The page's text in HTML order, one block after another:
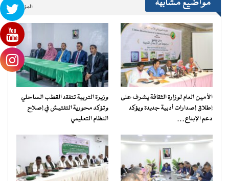
مواضيع مشابهة المزيد..
الأمين العام لوزارة الثقافة يشرف على
إطلاق إصدارات أدبية جديدة ويؤكد
دعم الإبداع…
وزيرة التربية تتفقد القطب الساحلي
وتؤكد محورية التفتيش في إصلاح
النظام التعليمي